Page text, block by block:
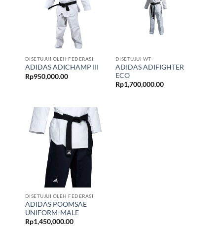
DISETUJUI OLEH FEDERASI
ADIDAS ADICHAMP III
Rp950,000.00
DISETUJUI WT
ADIDAS ADIFIGHTER
ECO
Rp1,700,000.00
DISETUJUI OLEH FEDERASI
ADIDAS POOMSAE
UNIFORM-MALE
Rp1,450,000.00